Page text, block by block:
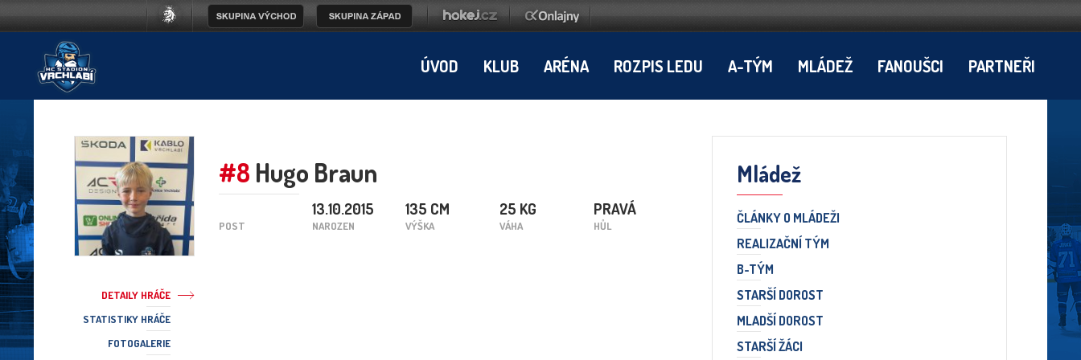
ÚVOD KLUB ARÉNA ROZPIS LEDU A-TÝM MLÁDEŽ FANOUŠCI PARTNEŘI
#8 Hugo Braun
POST
13.10.2015
NAROZEN
135 CM
VÝŠKA
25 KG
VÁHA
PRAVÁ
HŮL
DETAILY HRÁČE
STATISTIKY HRÁČE
FOTOGALERIE
Mládež
ČLÁNKY O MLÁDEŽI
REALIZAČNÍ TÝM
B-TÝM
STARŠÍ DOROST
MLADŠÍ DOROST
STARŠÍ ŽÁCI